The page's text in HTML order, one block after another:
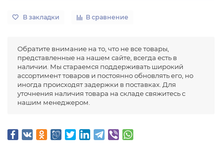
В закладки В сравнение
Обратите внимание на то, что не все товары,
представленные на нашем сайте, всегда есть в
наличии. Мы стараемся поддерживать широкий
ассортимент товаров и постоянно обновлять его, но
иногда происходят задержки в поставках. Для
уточнения наличия товара на складе свяжитесь с
нашим менеджером.